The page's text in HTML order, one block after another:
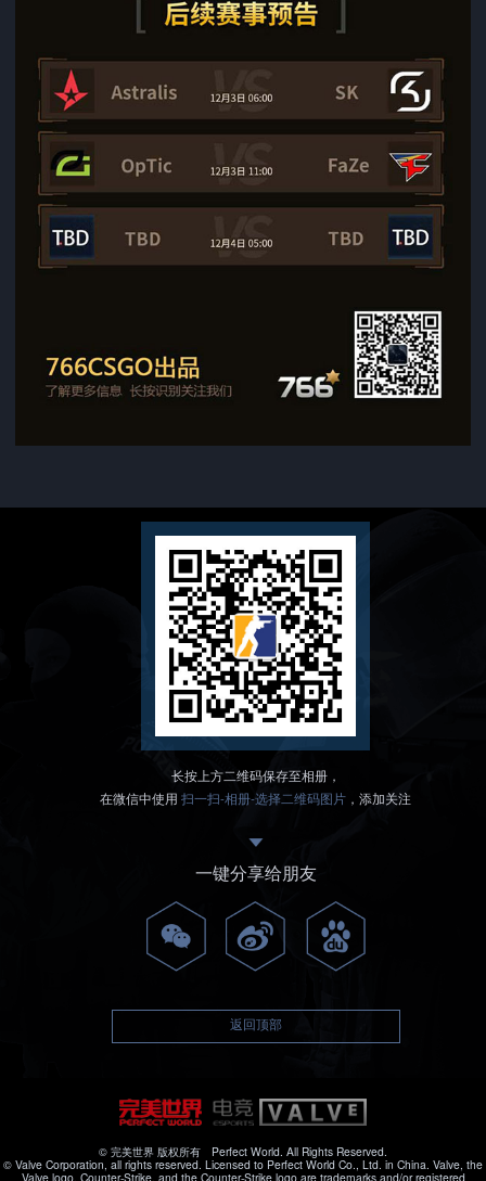
长按上方二维码保存至相册，
在微信中使用扫一扫-相册-选择二维码图片 ，添加关注
一键分享给朋友
返回顶部
© 完美世界 版权所有 Perfect World. All Rights Reserved.
© Valve Corporation, all rights reserved. Licensed to Perfect World Co., Ltd. in China. Valve, the
Valve logo, Counter-Strike, and the Counter-Strike logo are trademarks and/or registered